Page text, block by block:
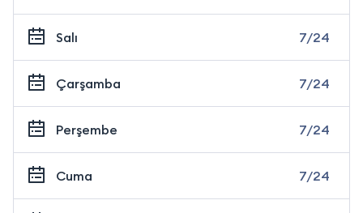
Salı 7/24
Çarşamba 7/24
Perşembe 7/24
Cuma 7/24